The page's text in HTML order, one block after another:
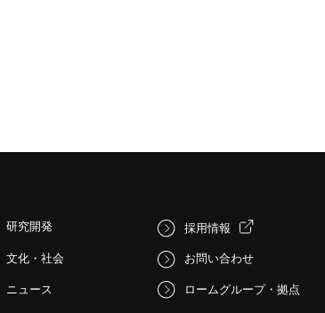
研究開発
文化・社会
ニュース
採用情報
お問い合わせ
ロームグループ・拠点